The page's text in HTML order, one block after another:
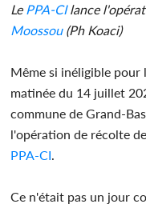
Le PPA-CIlance
Moossou(Ph Koaci)
Même si inéligible pour
matinée du 14 juillet
commune de Grand-
l'opération de récolte
PPA-CI
Ce n'était pas un jour